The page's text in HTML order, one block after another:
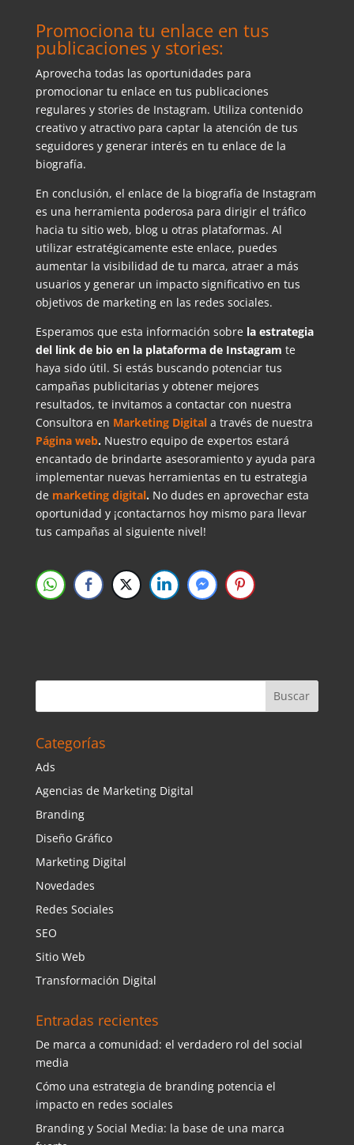
Promociona tu enlace en tus
publicaciones y stories:
Aprovecha todas las oportunidades para
promocionar tu enlace en tus publicaciones
regulares y stories de Instagram. Utiliza contenido
creativo y atractivo para captar la atención de tus
seguidores y generar interés en tu enlace de la
biografía.
En conclusión, el enlace de la biografía de Instagram
es una herramienta poderosa para dirigir el tráfico
hacia tu sitio web, blog u otras plataformas. Al
utilizar estratégicamente este enlace, puedes
aumentar la visibilidad de tu marca, atraer a más
usuarios y generar un impacto significativo en tus
objetivos de marketing en las redes sociales.
Esperamos que esta información sobre la estrategia
del link de bio en la plataforma de Instagram te
haya sido útil. Si estás buscando potenciar tus
campañas publicitarias y obtener mejores
resultados, te invitamos a contactar con nuestra
Consultora en Marketing Digitala través de nuestra
Página web. Nuestro equipo de expertos estará
encantado de brindarte asesoramiento y ayuda para
implementar nuevas herramientas en tu estrategia
de marketing digital. No dudes en aprovechar esta
oportunidad y ¡contactarnos hoy mismo para llevar
tus campañas al siguiente nivel!
Categorías
Ads
Agencias de Marketing Digital
Branding
Diseño Gráfico
Marketing Digital
Novedades
Redes Sociales
SEO
Sitio Web
Transformación Digital
Entradas recientes
De marca a comunidad: el verdadero rol del social
media
Cómo una estrategia de branding potencia el
impacto en redes sociales
Branding y Social Media: la base de una marca